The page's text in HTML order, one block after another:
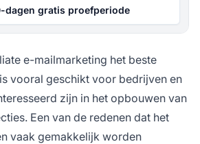
dagen gratis proefperiode
e-mailmarketing het beste
is vooral geschikt voor bedrijven en
zijn in het opbouwen van
Een van de redenen dat het
vaak gemakkelijk worden